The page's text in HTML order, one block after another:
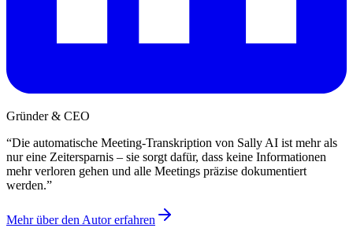
Gründer & CEO
“Die automatische Meeting-Transkription von Sally AI ist mehr als
nur eine Zeitersparnis – sie sorgt dafür, dass keine Informationen
mehr verloren gehen und alle Meetings präzise dokumentiert
werden.”
Mehr über den Autor erfahren